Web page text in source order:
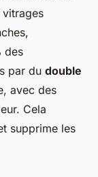
vitrages
des
par du double
avec des
Cela
supprime les